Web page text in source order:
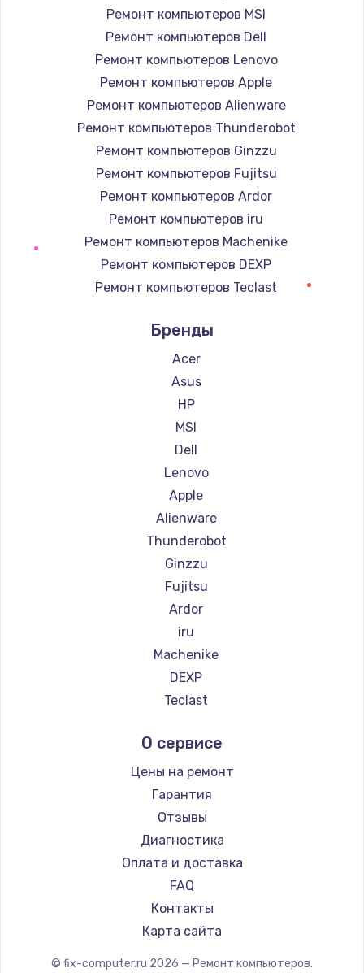
Заказать
Замена северного моста
2620 руб.
Заказать
Замена SSD
1490 руб.
Заказать
Замена аккумулятора
690 руб.
Заказать
Замена клавиатуры
660 руб.
Заказать
Замена корпуса
1045 руб.
Заказать
Ремонт видеокарты
Заказать
Ремонт компьютеров MSI
Ремонт компьютеров Dell
Ремонт компьютеров Lenovo
Ремонт компьютеров Apple
Ремонт компьютеров Alienware
Ремонт компьютеров Thunderobot
Ремонт компьютеров Ginzzu
Ремонт компьютеров Fujitsu
Ремонт компьютеров Ardor
Ремонт компьютеров iru
Ремонт компьютеров Machenike
Ремонт компьютеров DEXP
Ремонт компьютеров Teclast
Ремонт компьютеров Beelink
Ремонт компьютеров CHUWI
Бренды
Acer
Asus
HP
MSI
Dell
Lenovo
Apple
Alienware
Thunderobot
Ginzzu
Fujitsu
Ardor
iru
Machenike
DEXP
Teclast
Beelink
CHUWI
О сервисе
Цены на ремонт
Гарантия
Отзывы
Диагностика
Оплата и доставка
FAQ
Контакты
Карта сайта
© fix-computer.ru 2026 — Ремонт компьютеров.